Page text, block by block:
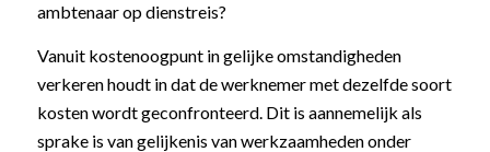
ambtenaar op dienstreis?
Vanuit kostenoogpunt in gelijke omstandigheden
verkeren houdt in dat de werknemer met dezelfde soort
kosten wordt geconfronteerd. Dit is aannemelijk als
sprake is van gelijkenis van werkzaamheden onder